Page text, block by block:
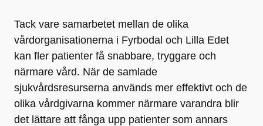
Tack vare samarbetet mellan de olika
vårdorganisationerna i Fyrbodal och Lilla Edet
kan fler patienter få snabbare, tryggare och
närmare vård. När de samlade
sjukvårdsresurserna används mer effektivt och de
olika vårdgivarna kommer närmare varandra blir
det lättare att fånga upp patienter som annars